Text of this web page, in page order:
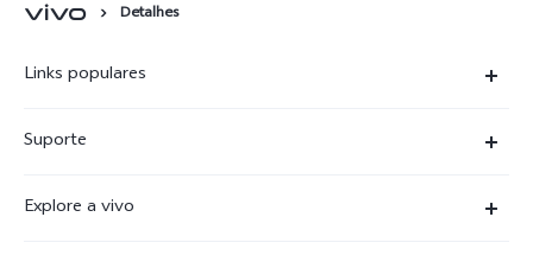
Detalhes
Links populares
X300Pro
Suporte
Explore a vivo